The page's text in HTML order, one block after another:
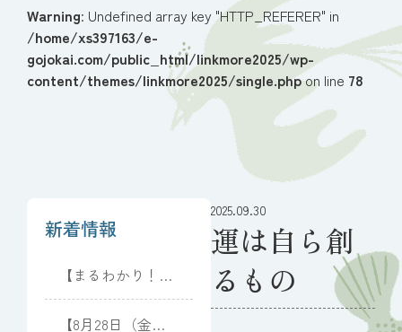
Warning: Undefined array key "HTTP_REFERER" in
/home/xs397163/e-
gojokai.com/public_html/linkmore2025/wp-
content/themes/linkmore2025/single.phpon line 78
新着情報
【まるわかり！葬
儀のマナー
】
「御霊前」と「御
【8月28日（金）
2025.09.30
運は自ら創
るもの